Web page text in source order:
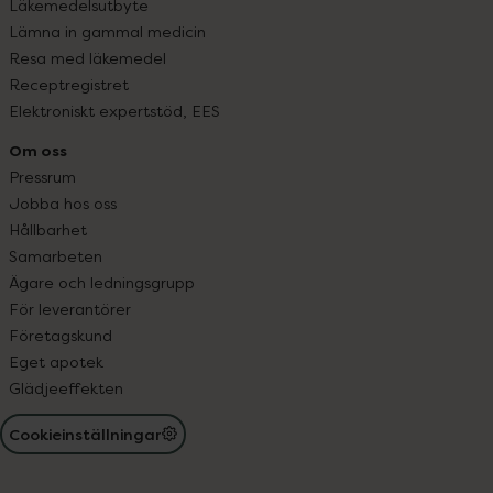
Läkemedelsutbyte
Lämna in gammal medicin
Resa med läkemedel
Receptregistret
Elektroniskt expertstöd, EES
Om oss
Pressrum
Jobba hos oss
Hållbarhet
Samarbeten
Ägare och ledningsgrupp
För leverantörer
Företagskund
Eget apotek
Glädjeeffekten
Cookieinställningar